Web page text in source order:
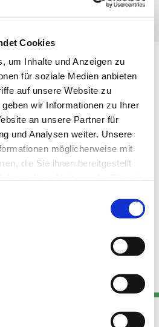
Cookies
um Inhalte und Anzeigen zu
für soziale Medien anbieten
auf unsere Website zu
wir Informationen zu Ihrer
an unsere Partner für
und Analysen weiter. Unsere
möglicherweise mit
die Sie ihnen bereitgestellt